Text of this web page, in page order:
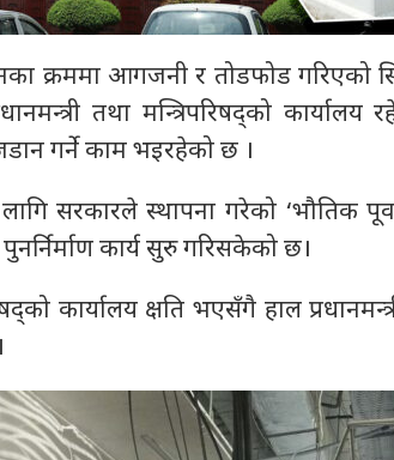
क्रममा आगजनी र तोडफोड गरिएको
तथा मन्त्रिपरिषद्को कार्यालय
गर्ने काम भइरहेको छ ।
सरकारले स्थापना गरेको ‘भौतिक
कार्य सुरु गरिसकेको छ।
कार्यालय क्षति भएसँगै हाल